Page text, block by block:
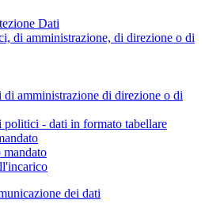
Dati
di amministrazione, di direzione o di
amministrazione di direzione o di
- dati in formato tabellare
dei dati